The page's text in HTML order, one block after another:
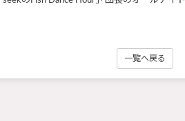
一覧へ戻る